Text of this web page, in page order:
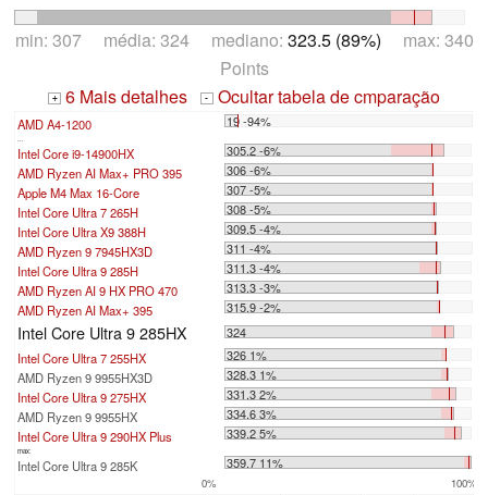
min: 307 média: 324 mediano: 323.5 (89%) max: 340
Points
+ 6 Mais detalhes - Ocultar tabela de cmparação
AMD A4-1200 19 -94%
Intel Core i9-14900HX
305.2 -6%
AMD Ryzen AI Max+ PRO 395
306 -6%
Apple M4 Max 16-Core
307 -5%
Intel Core Ultra 7 265H
308 -5%
Intel Core Ultra X9 388H
309.5 -4%
AMD Ryzen 9 7945HX3D
311 -4%
Intel Core Ultra 9 285H
311.3 -4%
AMD Ryzen AI 9 HX PRO 470
313.3 -3%
AMD Ryzen AI Max+ 395
315.9 -2%
Intel Core Ultra 9 285HX
324
Intel Core Ultra 7 255HX
326 1%
AMD Ryzen 9 9955HX3D
328.3 1%
Intel Core Ultra 9 275HX
331.3 2%
AMD Ryzen 9 9955HX
334.6 3%
Intel Core Ultra 9 290HX Plus
339.2 5%
max:
Intel Core Ultra 9 285K 359.7 11%
0% 100%